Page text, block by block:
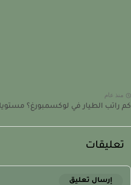
عام
الطيار في لوكسمبورغ؟ مستويات
إرسال تعليق